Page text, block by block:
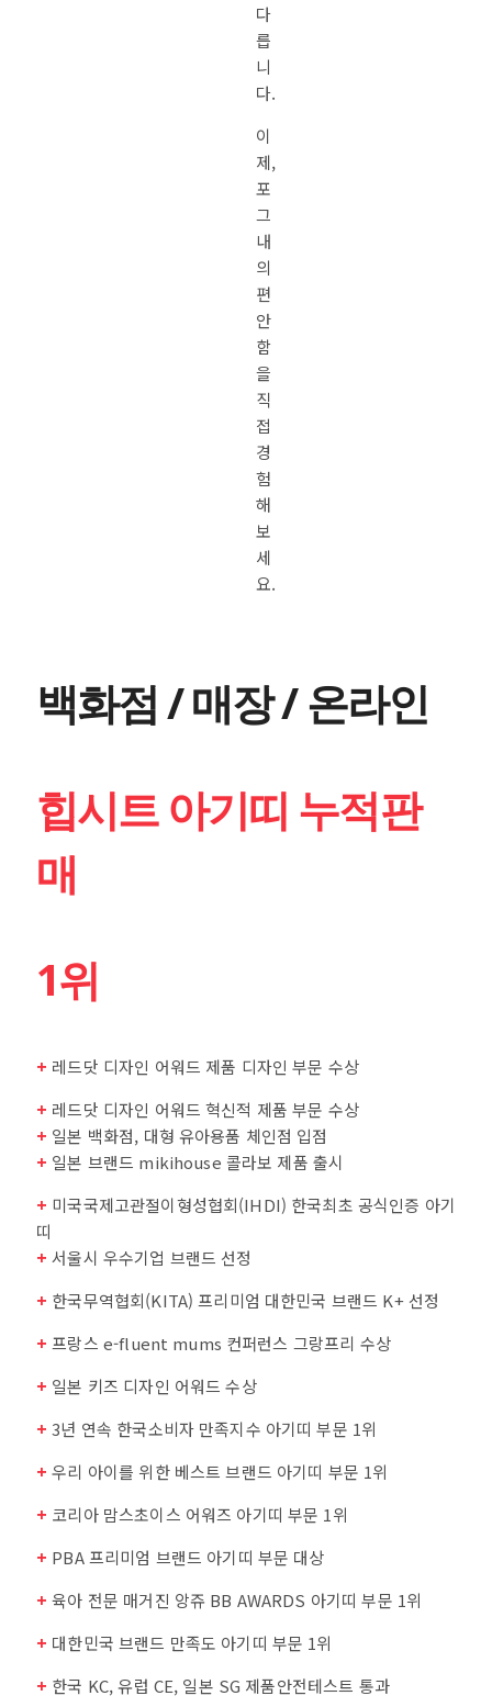
다
릅
니
다.
이
제,
포
그
내
의
편
안
함
을
직
접
경
험
해
보
세
요.
백화점 / 매장 / 온라인
힙시트 아기띠 누적판
매
1위
+ 레드닷 디자인 어워드 제품 디자인 부문 수상
+ 레드닷 디자인 어워드 혁신적 제품 부문 수상
+ 일본 백화점, 대형 유아용품 체인점 입점
+ 일본 브랜드 mikihouse 콜라보 제품 출시
+ 미국국제고관절이형성협회(IHDI) 한국최초 공식인증 아기
띠
+서울시 우수기업 브랜드 선정
+ 한국무역협회(KITA) 프리미엄 대한민국 브랜드 K+ 선정
+ 프랑스 e-fluent mums 컨퍼런스 그랑프리 수상
+ 일본 키즈 디자인 어워드 수상
+ 3년 연속 한국소비자 만족지수 아기띠 부문 1위
+ 우리 아이를 위한 베스트 브랜드 아기띠 부문 1위
+ 코리아 맘스초이스 어워즈 아기띠 부문 1위
+ PBA 프리미엄 브랜드 아기띠 부문 대상
+육아 전문 매거진 앙쥬 BB AWARDS 아기띠 부문 1위
+ 대한민국 브랜드 만족도 아기띠 부문 1위
+ 한국 KC, 유럽 CE, 일본 SG 제품안전테스트 통과